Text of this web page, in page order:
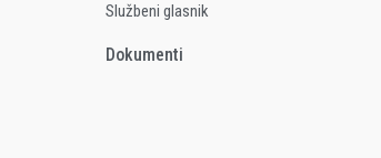
Službeni glasnik
Dokumenti